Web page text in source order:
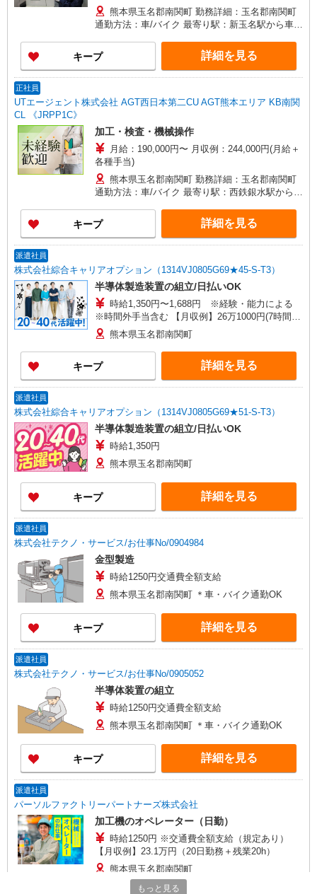
外残業手当16,925円/月
熊本県玉名郡南関町 勤務詳細：玉名郡南関町
通勤方法：車/バイク 最寄り駅：新玉名駅から車
キープ 詳細を見る
正社員
UTエージェント株式会社 AGT西日本第二CU AGT熊本エリア KB南関
CL 《JRPP1C》
加工・検査・機械操作
月給：190,000円〜 月収例：244,000円(月給＋
各種手当)
熊本県玉名郡南関町 勤務詳細：玉名郡南関町
通勤方法：車/バイク 最寄り駅：西鉄銀水駅から車
キープ 詳細を見る
派遣社員
株式会社綜合キャリアオプション（1314VJ0805G69★45-S-T3）
半導体製造装置の組立/日払いOK
時給1,350円〜1,688円 ※経験・能力による
※時間外手当含む 【月収例】26万1000円(7時間45
分×21日+残業手当) 交通費：既定支給
熊本県玉名郡南関町
キープ 詳細を見る
派遣社員
株式会社綜合キャリアオプション（1314VJ0805G69★51-S-T3）
半導体製造装置の組立/日払いOK
時給1,350円
熊本県玉名郡南関町
キープ 詳細を見る
派遣社員
株式会社テクノ・サービス/お仕事No/0904984
金型製造
時給1250円交通費全額支給
熊本県玉名郡南関町 ＊車・バイク通勤OK
キープ 詳細を見る
派遣社員
株式会社テクノ・サービス/お仕事No/0905052
半導体装置の組立
時給1250円交通費全額支給
熊本県玉名郡南関町 ＊車・バイク通勤OK
キープ 詳細を見る
派遣社員
パーソルファクトリーパートナーズ株式会社
加工機のオペレーター（日勤）
時給1250円 ※交通費全額支給（規定あり）
【月収例】23.1万円（20日勤務＋残業20h）
熊本県玉名郡南関町
もっと見る